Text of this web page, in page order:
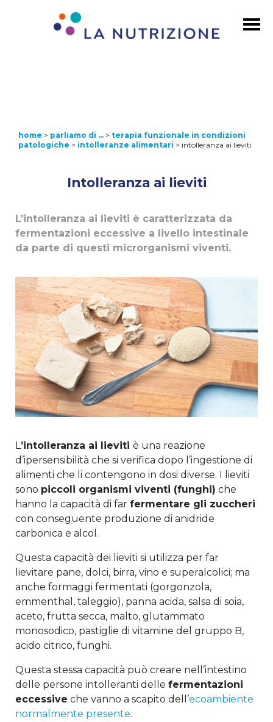
home > parliamo di … > terapia funzionale in condizioni
patologiche > intolleranze alimentari > intolleranza ai lieviti
Intolleranza ai lieviti
L’intolleranza ai lieviti è caratterizzata da
fermentazioni eccessive a livello intestinale
da parte di questi microrganismi viventi.
L ’intolleranza ai lieviti è una reazione
d’ipersensibilità che si verifica dopo l’ingestione di
alimenti che li contengono in dosi diverse. I lieviti
sono piccoli organismi viventi (funghi) che
hanno la capacità di far fermentare gli zuccheri
con conseguente produzione di anidride
carbonica e alcol.
Questa capacità dei lieviti si utilizza per far
lievitare pane, dolci, birra, vino e superalcolici; ma
anche formaggi fermentati (gorgonzola,
emmenthal, taleggio), panna acida, salsa di soia,
aceto, frutta secca, malto, glutammato
monosodico, pastiglie di vitamine del gruppo B,
acido citrico, funghi.
Questa stessa capacità può creare nell’intestino
delle persone intolleranti delle fermentazioni
eccessive che vanno a scapito dell’ecoambiente
normalmente presente.